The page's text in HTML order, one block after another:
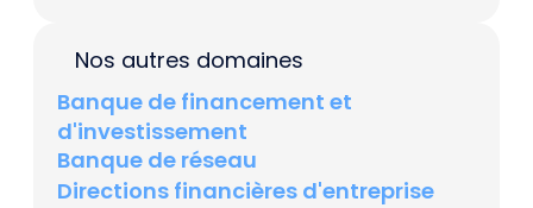
Nos autres domaines
Banque de financement et
d'investissement
Banque de réseau
Directions financières d'entreprise